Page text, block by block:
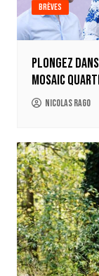
Brèves
Plongez
Mosaic
Nicolas Rago